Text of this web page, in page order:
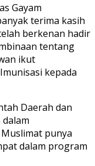
Gayam
terima kasih
berkenan hadir
tentang
ikut
kepada
Daerah dan
punya
dalam program